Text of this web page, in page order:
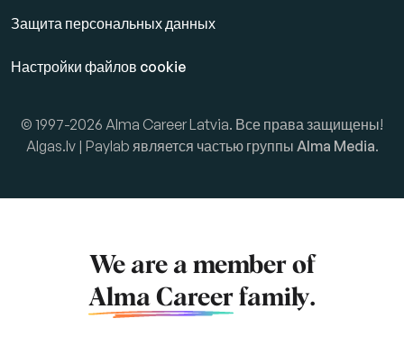
Защита персональных данных
Настройки файлов cookie
© 1997-2026 Alma Career Latvia. Все права защищены!
Algas.lv | Paylab является частью группы Alma Media.
We are a member of
Alma Career family.